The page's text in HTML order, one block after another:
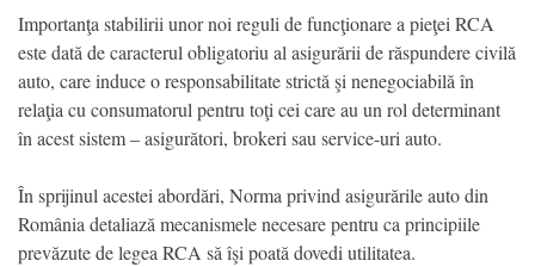
Importanţa stabilirii unor noi reguli de funcţionare a pieţei RCA
este dată de caracterul obligatoriu al asigurării de răspundere civilă
auto, care induce o responsabilitate strictă şi nenegociabilă în
relaţia cu consumatorul pentru toţi cei care au un rol determinant
în acest sistem – asigurători, brokeri sau service-uri auto.
În sprijinul acestei abordări, Norma privind asigurările auto din
România detaliază mecanismele necesare pentru ca principiile
prevăzute de legea RCA să îşi poată dovedi utilitatea.